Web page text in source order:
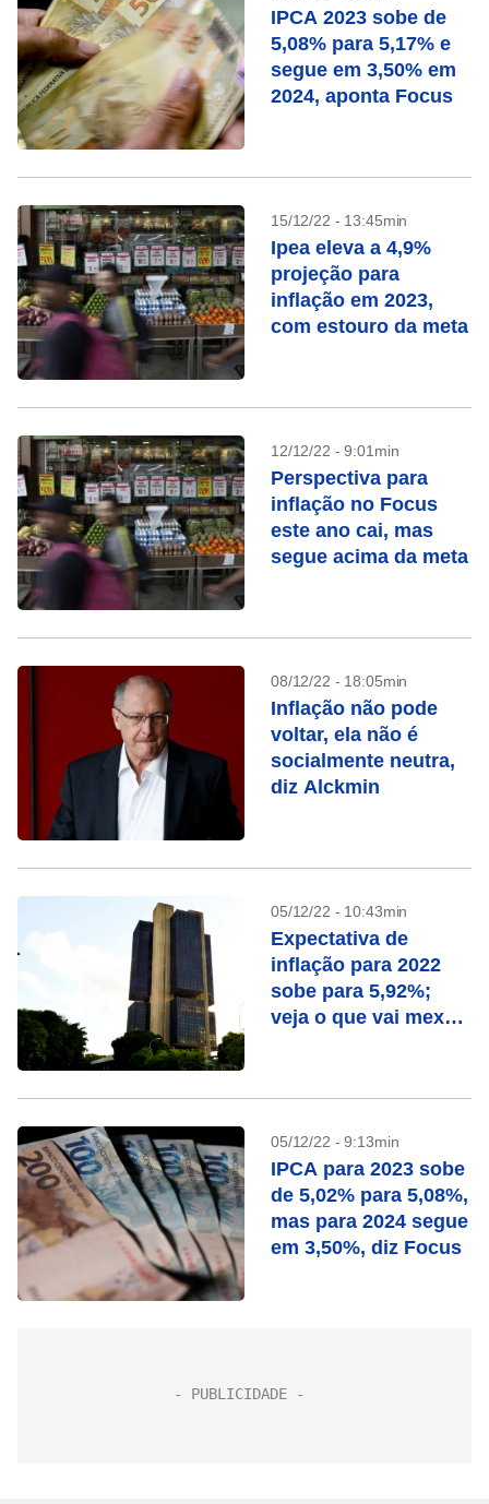
IPCA 2023 sobe de
5,08% para 5,17% e
segue em 3,50% em
2024, aponta Focus
15/12/22 - 13:45min
Ipea eleva a 4,9%
projeção para
inflação em 2023,
com estouro da meta
12/12/22 - 9:01min
Perspectiva para
inflação no Focus
este ano cai, mas
segue acima da meta
08/12/22 - 18:05min
Inflação não pode
voltar, ela não é
socialmente neutra,
diz Alckmin
05/12/22 - 10:43min
Expectativa de
inflação para 2022
sobe para 5,92%;
veja o que vai mexer
05/12/22 - 9:13min
IPCA para 2023 sobe
de 5,02% para 5,08%,
mas para 2024 segue
em 3,50%, diz Focus